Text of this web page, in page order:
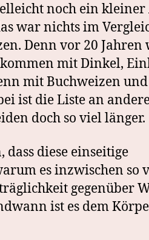
noch ein
war nichts im
Denn vor 20 Jahren
mit Dinkel,
mit Buchweizen und
ist die Liste an
doch so viel länger.
diese einseitige
es inzwischen so
gegenüber
ist es dem